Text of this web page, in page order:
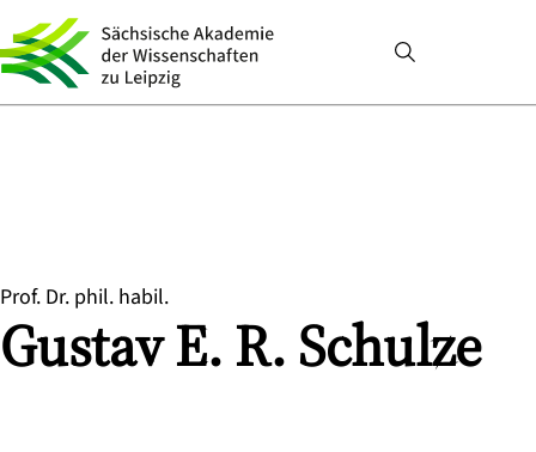
Prof. Dr. phil. habil.
Gustav E. R.Schulze